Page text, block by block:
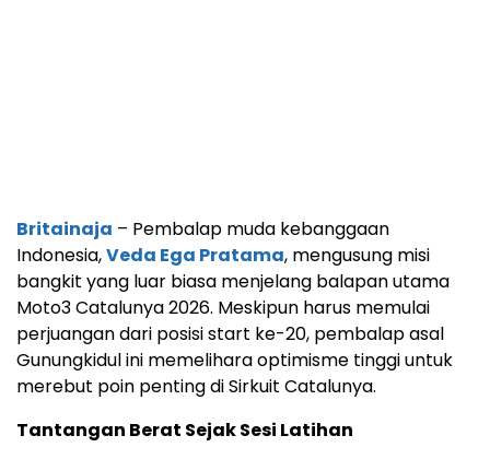
Britainaja – Pembalap muda kebanggaan
Indonesia,Veda Ega Pratama, mengusung misi
bangkit yang luar biasa menjelang balapan utama
Moto3 Catalunya 2026. Meskipun harus memulai
perjuangan dari posisi start ke-20, pembalap asal
Gunungkidul ini memelihara optimisme tinggi untuk
merebut poin penting di Sirkuit Catalunya.
Tantangan Berat Sejak Sesi Latihan